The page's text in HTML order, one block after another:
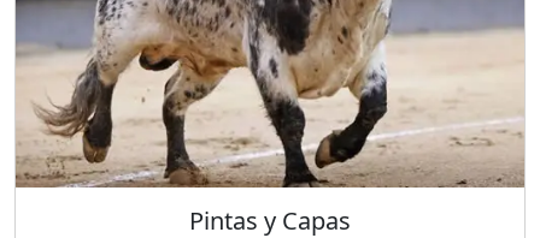
Pintas y Capas